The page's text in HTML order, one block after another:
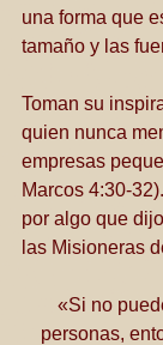
una forma que
tamaño y las
Toman su
quien nunca
empresas
Marcos 4:30-
por algo que
las Misioneras
«Si no
personas,